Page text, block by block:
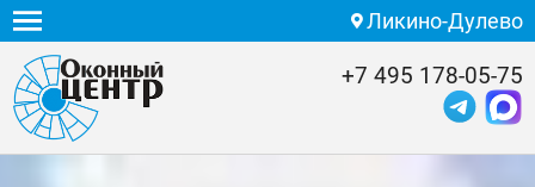
Ликино-Дулево
+7 495 178-05-75